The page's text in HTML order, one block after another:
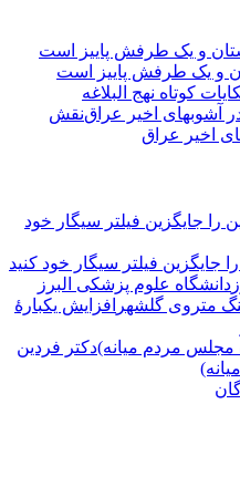
و یک طرفش پاییز است
کوتاه نهج البلاغه
نقش
اخیر عراق
جایگزین فیلتر سیگار خود کنید
دانشگاه علوم پزشکی البرز
افزایش یکبارۀ
دكتر فردين